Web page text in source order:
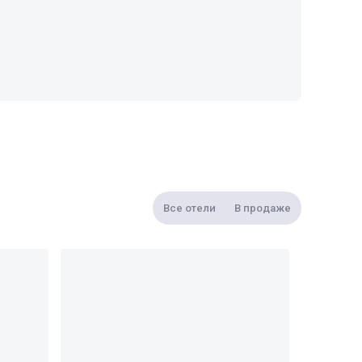
Все отели В продаже